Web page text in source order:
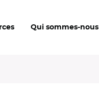
Qui sommes-nous